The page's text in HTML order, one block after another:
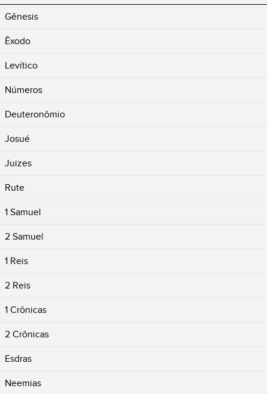
Gênesis
Êxodo
Levítico
Números
Deuteronômio
Josué
Juizes
Rute
1 Samuel
2 Samuel
1 Reis
2 Reis
1 Crônicas
2 Crônicas
Esdras
Neemias